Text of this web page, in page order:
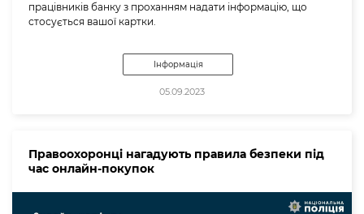
працівників банку з проханням надати інформацію, що
стосується вашої картки.
Інформація
05.09.2023
Правоохоронці нагадують правила безпеки під
час онлайн-покупок